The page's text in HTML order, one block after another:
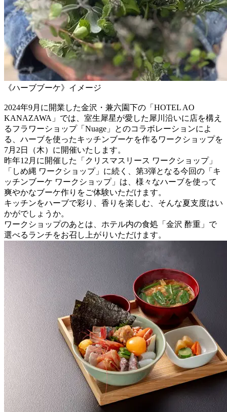
《ハーブブーケ》イメージ
2024年9月に開業した金沢・兼六園下の「HOTEL AO
KANAZAWA」では、室生犀星が愛した犀川沿いに店を構え
るフラワーショップ「Nuage」とのコラボレーションによ
る、ハーブを使ったキッチンブーケを作るワークショップを
7月2日（木）に開催いたします。
昨年12月に開催した「クリスマスリース ワークショップ」
「しめ縄 ワークショップ」に続く、第3弾となる今回の「キ
ッチンブーケ ワークショップ」は、様々なハーブを使って
爽やかなブーケ作りをご体験いただけます。
キッチンをハーブで彩り、香りを楽しむ、そんな夏支度はい
かがでしょうか。
ワークショップのあとは、ホテル内の食処「金沢 酢重」で
選べるランチをお召し上がりいただけます。